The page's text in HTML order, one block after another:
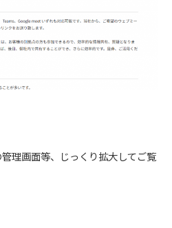
理画面等、じっくり拡大してご覧